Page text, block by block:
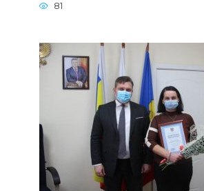
81